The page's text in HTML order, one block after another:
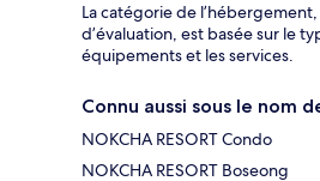
La catégorie de
d’évaluation, est basée sur le
équipements et les services.
Connu aussi sous le nom
NOKCHA RESORT Condo
NOKCHA RESORT Boseong